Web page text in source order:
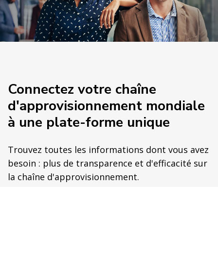
Connectez votre chaîne
d'approvisionnement mondiale
à une plate-forme unique
Trouvez toutes les informations dont vous avez
besoin : plus de transparence et d'efficacité sur
la chaîne d'approvisionnement.